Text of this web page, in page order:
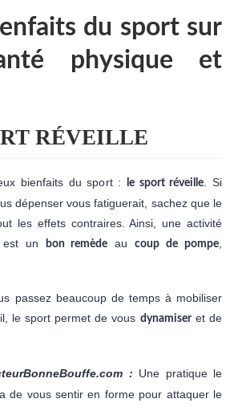
du sport sur
physique et
RÉVEILLE
bienfaits du sport : le sport réveille . Si
dépenser vous fatiguerait, sachez que le
les effets contraires. Ainsi, une activité
est un
bon remède aucoup de pompe
passez beaucoup de temps à mobiliser
le sport permet de vous dynamiseret de
: Une pratique le
de vous sentir en forme pour attaquer le